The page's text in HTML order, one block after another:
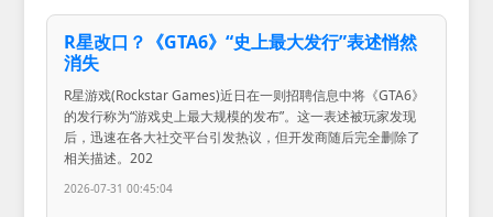
R星改口？《GTA6》“史上最大发行”表述悄然
消失
R星游戏(Rockstar Games)近日在一则招聘信息中将《GTA6》
的发行称为“游戏史上最大规模的发布”。这一表述被玩家发现
后，迅速在各大社交平台引发热议，但开发商随后完全删除了
相关描述。202
2026-07-31 00:45:04